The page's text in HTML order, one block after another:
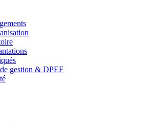
gestion & DPEF